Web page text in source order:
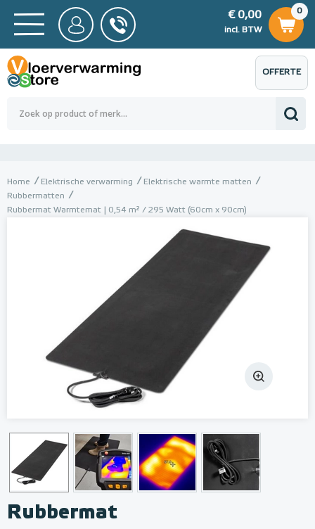
BTW
0,00
0
€ 0,00
incl. BTW
€ 0,00
OFFERTE
AANVRAGEN
Home Elektrische verwarming
Elektrische warmte matten
Rubbermatten
Rubbermat Warmtemat | 0,54 m² / 295 Watt (60cm x 90cm)
Rubbermat